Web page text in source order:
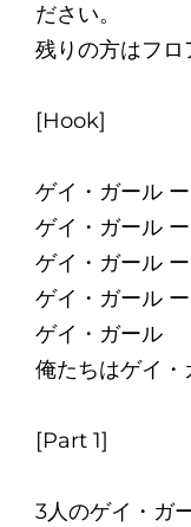
ださい。
残りの方はフロ
[Hook]
ゲイ・ガール
ゲイ・ガール
ゲイ・ガール
ゲイ・ガール
ゲイ・ガール
俺たちはゲイ・
[Part 1]
3人のゲイ・ガ